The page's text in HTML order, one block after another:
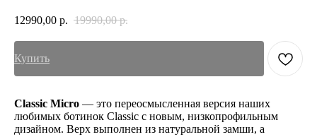
12990,00 р. 19990,00 р.
Купить
Classic Micro — это переосмысленная версия наших
любимых ботинок Classic с новым, низкопрофильным
дизайном. Верх выполнен из натуральной замши, а